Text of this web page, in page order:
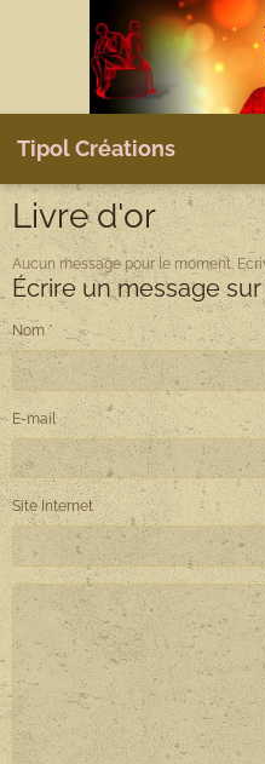
Tipol Créations
Livre d'or
Aucun message pour le moment.
Écrire un message
Nom
E-mail
Site Internet